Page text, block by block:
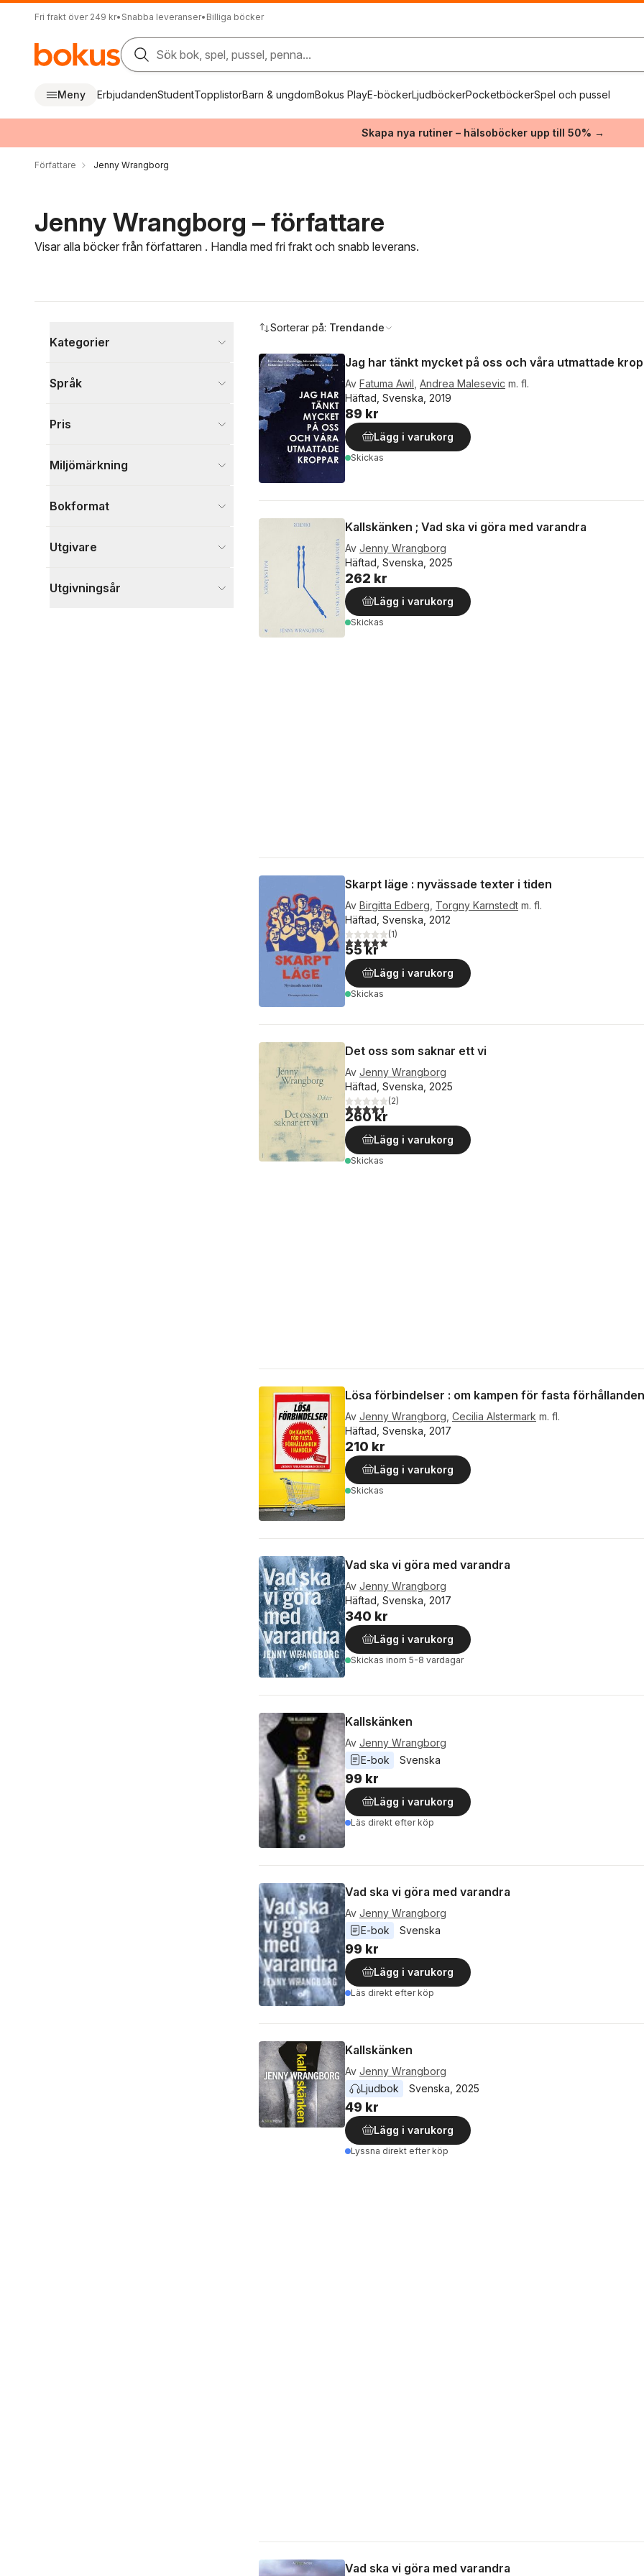
Fri frakt över 249 kr• Snabba leveranser• Billiga böcker
Sök bok, spel, pussel, penna...
Meny ErbjudandenStudentTopplistorBarn & ungdomBokus PlayE-böckerLjudböckerPocketböckerSpel och pussel
Skapa nya rutiner – hälsoböcker upp till 50% →
Författare Jenny Wrangborg
Jenny Wrangborg – författare
Visar alla böcker från författaren . Handla med fri frakt och snabb leverans.
Kategorier
Samhälle och politik
1
Språk
Pris
Miljömärkning
Bokformat
Utgivare
Utgivningsår
Sorterar på: Trendande
Jag har tänkt mycket på oss och våra utmattade
Av Fatuma Awil Andrea Malesevic m. fl.
Häftad, Svenska, 2019
89 kr
Lägg i varukorg
Skickas
Kallskänken ; Vad ska vi göra med varandra
Av Jenny Wrangborg
Häftad, Svenska, 2025
262 kr
Lägg i varukorg
Skickas
Skarpt läge : nyvässade texter i tiden
Av Birgitta Edberg Torgny Karnstedt m. fl.
Häftad, Svenska, 2012
5,0utav 5 stjärnor. Totalt antal röster:
(1)
55 kr
Lägg i varukorg
Skickas
Det oss som saknar ett vi
Av Jenny Wrangborg
Häftad, Svenska, 2025
4,5utav 5 stjärnor. Totalt antal röster:
(2)
260 kr
Lägg i varukorg
Skickas
Lösa förbindelser : om kampen för fasta
Av Jenny Wrangborg Cecilia Alstermark m. fl.
Häftad, Svenska, 2017
210 kr
Lägg i varukorg
Skickas
Vad ska vi göra med varandra
Av Jenny Wrangborg
Häftad, Svenska, 2017
340 kr
Lägg i varukorg
Skickas inom 5-8 vardagar
Kallskänken
Av Jenny Wrangborg
E-bok
Svenska
99 kr
Lägg i varukorg
Läs direkt efter köp
Vad ska vi göra med varandra
Av Jenny Wrangborg
E-bok
Svenska
99 kr
Lägg i varukorg
Läs direkt efter köp
Kallskänken
Av Jenny Wrangborg
Ljudbok
Svenska 2025
49 kr
Lägg i varukorg
Lyssna direkt efter köp
Vad ska vi göra med varandra